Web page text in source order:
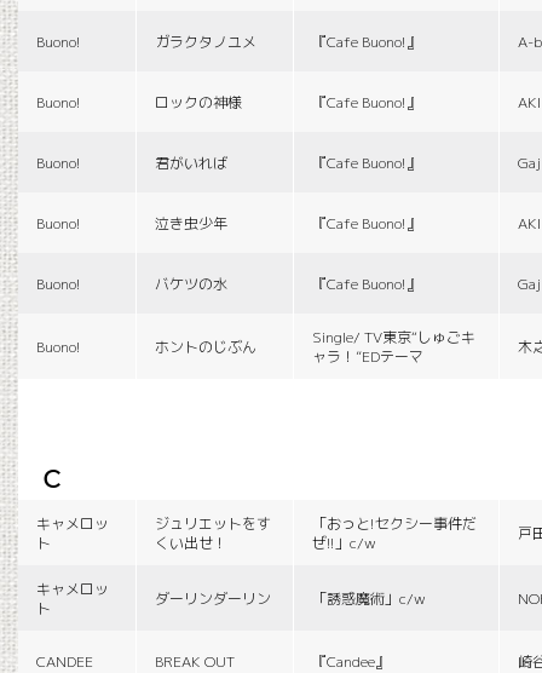
Buono! ガラクタノユメ 『Cafe Buono!』 A-
Buono! ロックの神様 『Cafe Buono!』
Buono! 君がいれば 『Cafe Buono!』
Buono! 泣き虫少年 『Cafe Buono!』
Buono! バケツの水 『Cafe Buono!』
Buono! ホントのじぶん
Single/ TV東京“しゅごキ
ャラ！”EDテーマ
木
c
キャメロッ
ト
ジュリエットをす
くい出せ！
「おっと!セクシー事件だ
ぜ!!」c/w
戸
キャメロッ
ト
ダーリンダーリン 「誘惑魔術」c/w
CANDEE BREAK OUT 『Candee』 崎